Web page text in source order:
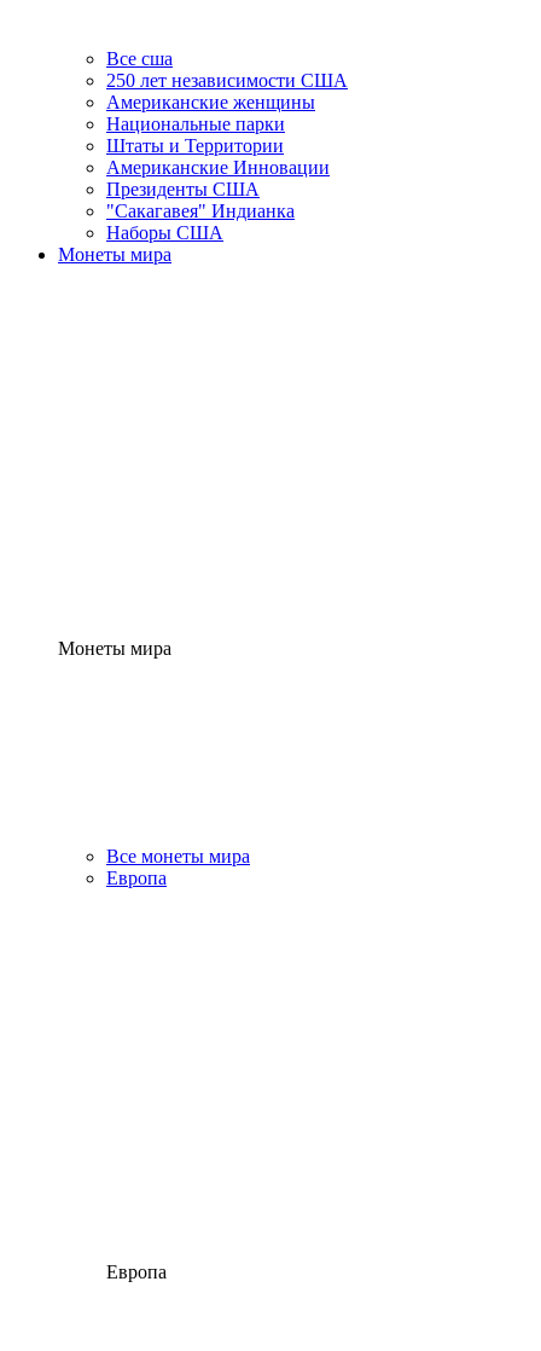
Все сша
250 лет независимости США
Американские женщины
Национальные парки
Штаты и Территории
Американские Инновации
Президенты США
"Сакагавея" Индианка
Наборы США
Монеты мира
Монеты мира
Все монеты мира
Европа
Европа